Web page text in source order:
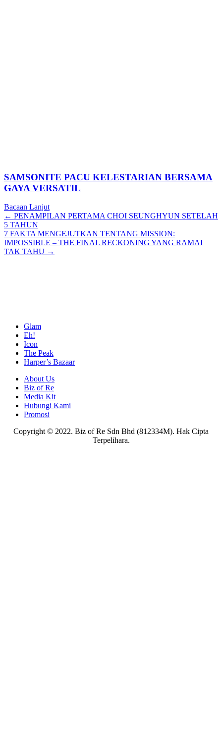
SAMSONITE PACU KELESTARIAN BERSAMA
GAYA VERSATIL
Bacaan Lanjut
Posts
navigation
← PENAMPILAN PERTAMA CHOI SEUNGHYUN SETELAH
5 TAHUN
7 FAKTA MENGEJUTKAN TENTANG MISSION:
IMPOSSIBLE – THE FINAL RECKONING YANG RAMAI
TAK TAHU →
Glam
Eh!
Icon
The Peak
Harper’s Bazaar
About Us
Biz of Re
Media Kit
Hubungi Kami
Promosi
Copyright © 2022. Biz of Re Sdn Bhd (812334M). Hak Cipta
Terpelihara.